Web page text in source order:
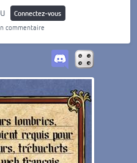
Connectez-vous
commentaire